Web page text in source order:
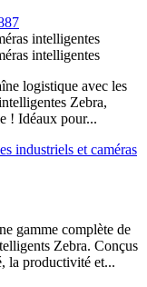
intelligentes
intelligentes
logistique avec les
Zebra,
! Idéaux pour...
industriels et caméras
gamme complète de
Zebra. Conçus
la productivité et...